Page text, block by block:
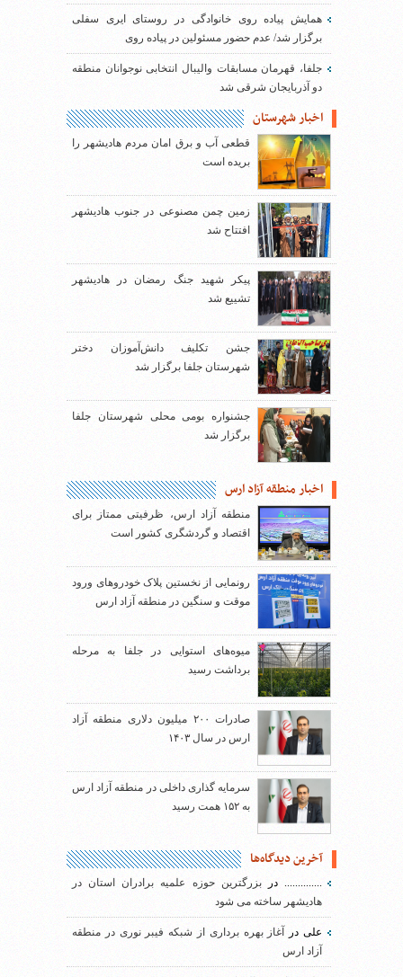
همایش پیاده روی خانوادگی در روستای ایری سفلی
برگزار شد/ عدم حضور مسئولین در پیاده روی
جلفا، قهرمان مسابقات والیبال انتخابی نوجوانان منطقه
دو آذربایجان شرقی شد
اخبار شهرستان
قطعی آب و برق امان مردم هادیشهر را
بریده است
زمین چمن مصنوعی در جنوب هادیشهر
افتتاح شد
پیکر شهید جنگ رمضان در هادیشهر
تشییع شد
جشن تکلیف دانش‌آموزان دختر
شهرستان جلفا برگزار شد
جشنواره بومی محلی شهرستان جلفا
برگزار شد
اخبار منطقه آزاد ارس
منطقه آزاد ارس، ظرفیتی ممتاز برای
اقتصاد و گردشگری کشور است
رونمایی از نخستین پلاک خودروهای ورود
موقت و سنگین در منطقه آزاد ارس
میوه‌های استوایی در جلفا به مرحله
برداشت رسید
صادرات ۲۰۰ میلیون دلاری منطقه آزاد
ارس در سال ۱۴۰۳
سرمایه گذاری داخلی در منطقه آزاد ارس
به ۱۵۲ همت رسید
آخرین دیدگاه‌ها
..............دربزرگترین حوزه علمیه برادران استان در
هادیشهر ساخته می شود
علیدر
آغاز بهره برداری از شبکه فیبر نوری در منطقه
آزاد ارس